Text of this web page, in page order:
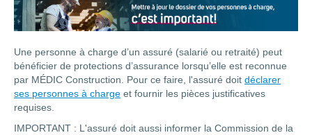
Une personne à charge d’un assuré (salarié ou retraité) peut
bénéficier de protections d’assurance lorsqu’elle est reconnue
par MÉDIC Construction. Pour ce faire, l'assuré doit déclarer
ses personnes à charge et fournir les pièces justificatives
requises.
IMPORTANT : L'assuré doit aussi informer la Commission de la